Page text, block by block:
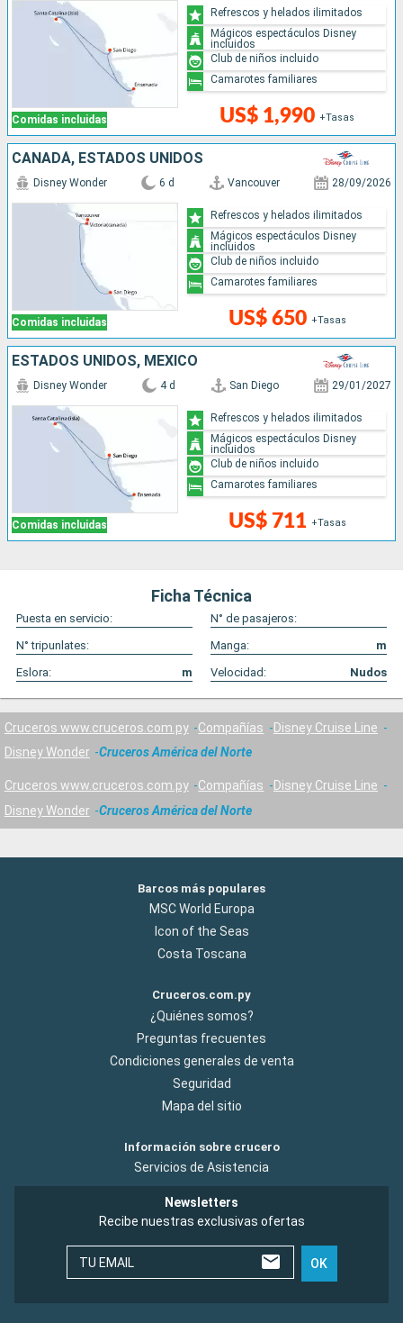
Comidas incluidas US$ 1,990 +Tasas
Refrescos y helados ilimitados
Mágicos espectáculos Disney
incluidos
Club de niños incluido
Camarotes familiares
CANADÁ, ESTADOS UNIDOS
Comidas incluidas
Disney Wonder 6 d Vancouver 28/09/2026
US$ 650 +Tasas
Refrescos y helados ilimitados
Mágicos espectáculos Disney
incluidos
Club de niños incluido
Camarotes familiares
ESTADOS UNIDOS, MÉXICO
Comidas incluidas
Disney Wonder 4 d San Diego 29/01/2027
US$ 711 +Tasas
Refrescos y helados ilimitados
Mágicos espectáculos Disney
incluidos
Club de niños incluido
Camarotes familiares
Ficha Técnica
Puesta en servicio:
N° de pasajeros:
N° tripunlates:
Manga:
m
Eslora:
m Velocidad: Nudos
Cruceros www.cruceros.com.py Compañías
Disney Cruise Line
Disney Wonder
Cruceros América del Norte
Cruceros www.cruceros.com.py Compañías
Disney Cruise Line
Disney Wonder
Cruceros América del Norte
Barcos más populares
MSC World Europa
Icon of the Seas
Costa Toscana
Cruceros.com.py
¿Quiénes somos?
Preguntas frecuentes
Condiciones generales de venta
Seguridad
Mapa del sitio
Información sobre crucero
Servicios de Asistencia
Newsletters
Recibe nuestras exclusivas ofertas
TU EMAIL OK